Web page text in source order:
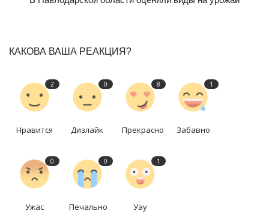
КАКОВА ВАША РЕАКЦИЯ?
2
Нравится
0
Дизлайк
8
Прекрасно
1
Забавно
0
Ужас
0
Печально
1
Уау